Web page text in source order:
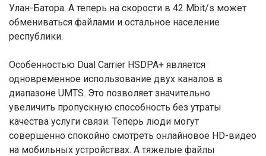
Улан-Батора. А теперь на скорости в 42 Mbit/s может
обмениваться файлами и остальное население
республики.
Особенностью Dual Carrier HSDPA+ является
одновременное использование двух каналов в
диапазоне UMTS. Это позволяет значительно
увеличить пропускную способность без утраты
качества услуги связи. Теперь люди могут
совершенно спокойно смотреть онлайновое HD-видео
на мобильных устройствах. А тяжелые файлы